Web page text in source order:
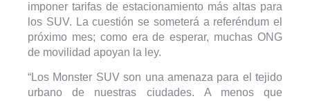
imponer tarifas de estacionamiento más altas para
los SUV. La cuestión se someterá a referéndum el
próximo mes; como era de esperar, muchas ONG
de movilidad apoyan la ley.
“Los Monster SUV son una amenaza para el tejido
urbano de nuestras ciudades. A menos que